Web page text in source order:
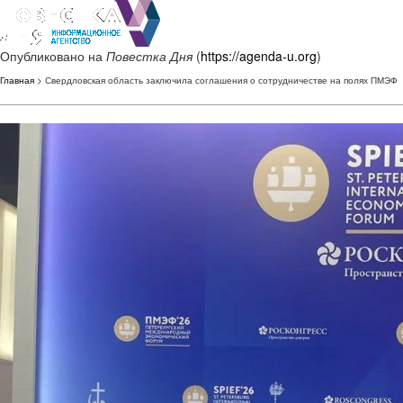
Опубликовано на Повестка Дня (https://agenda-u.org)
Главная > Свердловская область заключила соглашения о сотрудничестве на полях ПМЭФ